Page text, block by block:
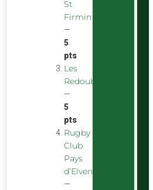
St
Firmin
—
5
pts
Les
Redoubstables
—
5
pts
Rugby
Club
Pays
d’Elven
—